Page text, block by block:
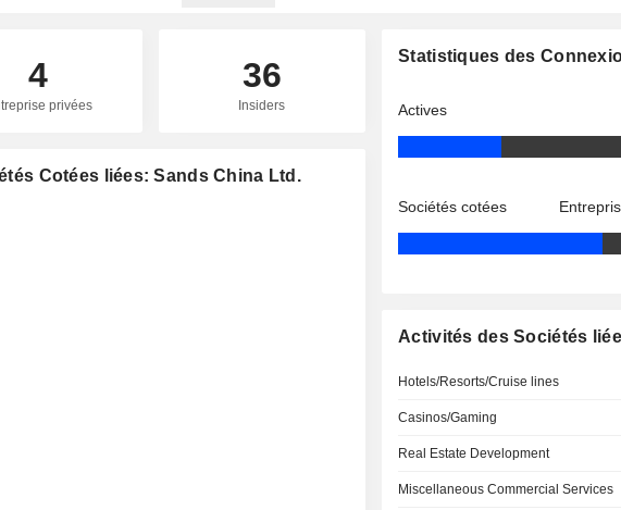
4
privées
36
Insiders
Cotées liées: Sands China Ltd.
Statistiques des
Actives
Sociétés cotées
Activités des Sociétés
Hotels/Resorts/Cruise lines
Casinos/Gaming
Real Estate Development
Miscellaneous Commercial Services